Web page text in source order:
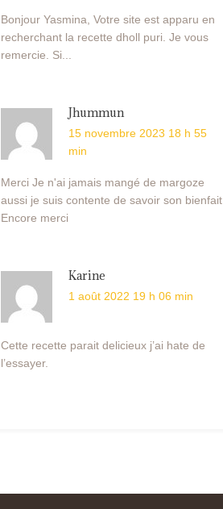
Bonjour Yasmina, Votre site est apparu en
recherchant la recette dholl puri. Je vous
remercie. Si...
Jhummun
15 novembre 2023 18 h 55
min
Merci Je n'ai jamais mangé de margoze
aussi je suis contente de savoir son bienfait
Encore merci
Karine
1 août 2022 19 h 06 min
Cette recette parait delicieux j’ai hate de
l’essayer.